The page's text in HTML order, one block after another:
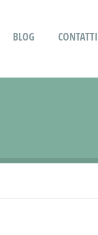
BLOG CONTATTI